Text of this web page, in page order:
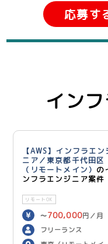
応募す
イン
【AWS】インフラエン
ニア／東京都千代田区
（リモートメイン） の
ンフラエンジニア案件
リモートOK
〜700,000円／月
フリーランス